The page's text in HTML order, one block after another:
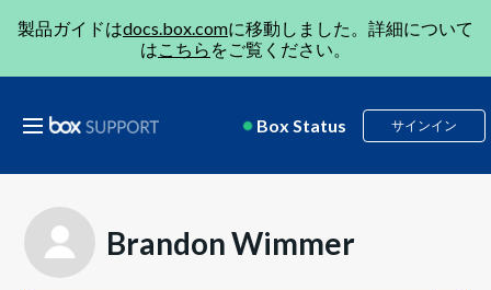
製品ガイドはdocs.box.comに移動しました。詳細について
はこちら をご覧ください。
Box Status サインイン
Brandon Wimmer